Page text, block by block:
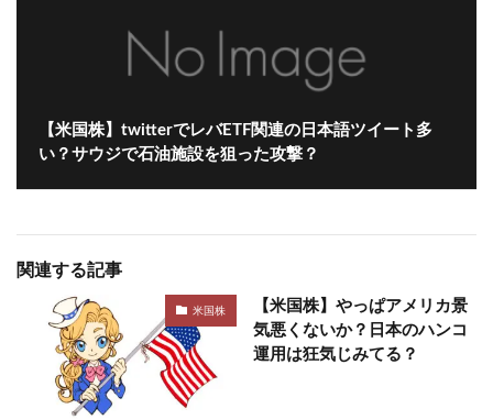
【米国株】twitterでレバETF関連の日本語ツイート多
い？サウジで石油施設を狙った攻撃？
関連する記事
米国株
【米国株】やっぱアメリカ景
気悪くないか？日本のハンコ
運用は狂気じみてる？